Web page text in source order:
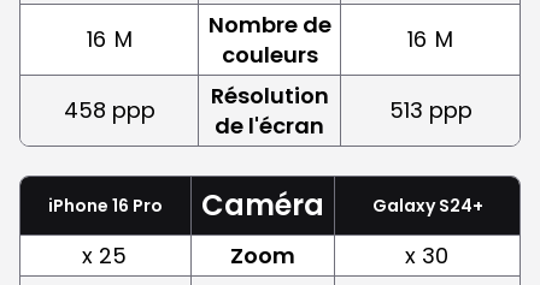
16 M
Nombre de
couleurs
16 M
458 ppp
Résolution
de l'écran
513 ppp
iPhone 16 Pro Caméra Galaxy S24+
x 25 Zoom
x 30